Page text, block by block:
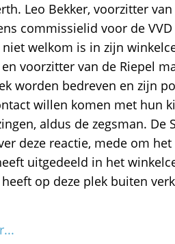
Leo Bekker, voorzitter
commissielid voor de
welkom is in zijn
voorzitter van de Riepel
worden bedreven en zijn
willen komen met hun
aldus de zegsman. De
deze reactie, mede om
uitgedeeld in het
op deze plek buiten